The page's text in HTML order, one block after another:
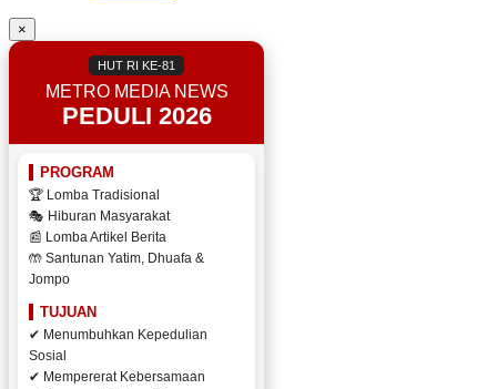
×
HUT RI KE-81
METRO MEDIA NEWS
PEDULI 2026
PROGRAM
🏆 Lomba Tradisional
🎭 Hiburan Masyarakat
📰 Lomba Artikel Berita
🤲 Santunan Yatim, Dhuafa &
Jompo
TUJUAN
✔ Menumbuhkan Kepedulian
Sosial
✔ Mempererat Kebersamaan